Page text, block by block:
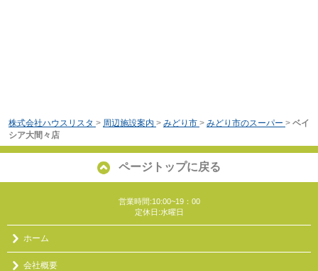
株式会社ハウスリスタ > 周辺施設案内 > みどり市 > みどり市のスーパー > ベイ
シア大間々店
ページトップに戻る
営業時間:10:00~19：00
定休日:水曜日
ホーム
会社概要